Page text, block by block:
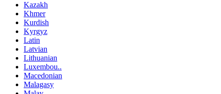
Kazakh
Khmer
Kurdish
Kyrgyz
Latin
Latvian
Lithuanian
Luxembou..
Macedonian
Malagasy